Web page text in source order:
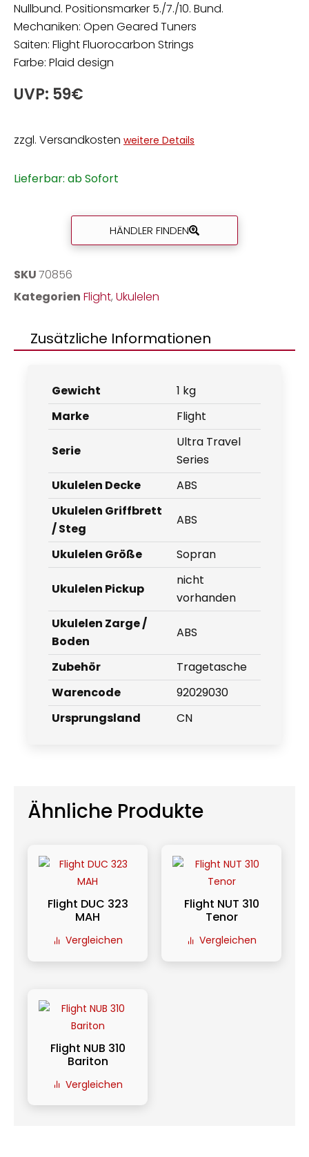
Nullbund. Positionsmarker 5./7./10. Bund.
Mechaniken: Open Geared Tuners
Saiten: Flight Fluorocarbon Strings
Farbe: Plaid design
UVP: 59€
zzgl. Versandkosten weitere Details
Lieferbar: ab Sofort
HÄNDLER FINDEN
SKU70856
Kategorien Flight, Ukulelen
Zusätzliche Informationen
Gewicht
1 kg
Marke
Flight
Serie
Ultra Travel
Series
Ukulelen Decke
ABS
Ukulelen Griffbrett
/ Steg
ABS
Ukulelen Größe Sopran
Ukulelen Pickup
nicht
vorhanden
Ukulelen Zarge /
Boden
ABS
Zubehör
Tragetasche
Warencode
92029030
Ursprungsland
CN
Ähnliche Produkte
Flight DUC 323
MAH
Vergleichen
Flight NUT 310
Tenor
Vergleichen
Flight NUB 310
Bariton
Vergleichen